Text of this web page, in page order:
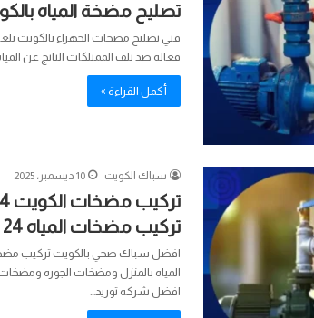
تصليح مضخة المياه
فني تصليح مضخات الجهراء بالكويت
فعالة ضد تلف الممتلكات الناتج عن
أكمل القراءة »
سباك الكويت 10 ديسمبر، 2025
تركيب مضخات المياه 24 ساعه
افضل سباك صحي بالكويت تركيب
المياه بالمنزل ومضخات الجوره
افضل شركه توريد…